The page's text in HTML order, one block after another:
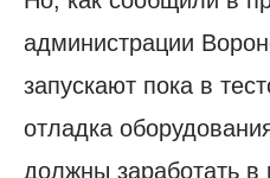
администрации
запускают пока в
отладка
должны заработать